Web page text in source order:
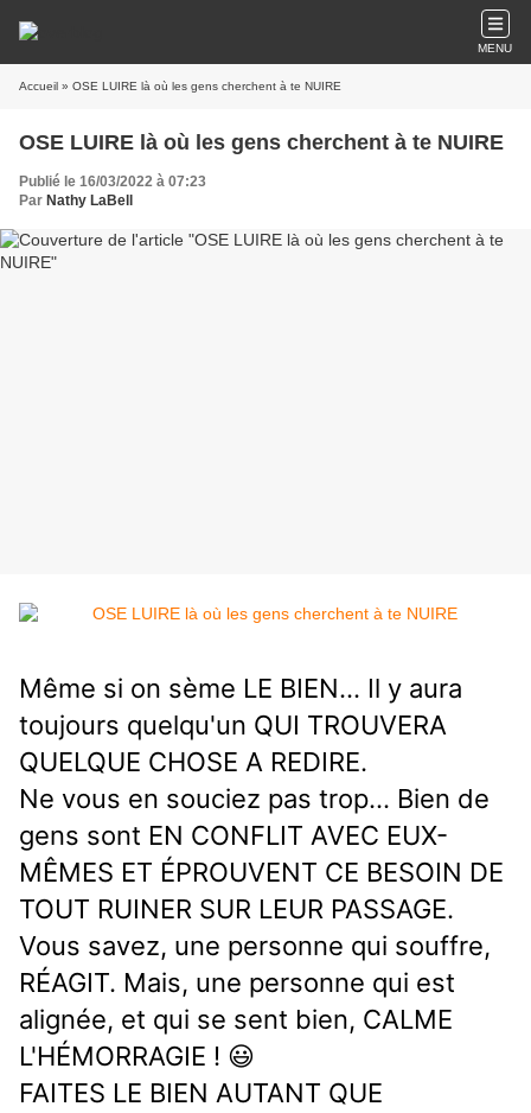
MENU
Accueil » OSE LUIRE là où les gens cherchent à te NUIRE
OSE LUIRE là où les gens cherchent à te NUIRE
Publié le 16/03/2022 à 07:23
Par Nathy LaBell
Même si on sème LE BIEN... Il y aura
toujours quelqu'un QUI TROUVERA
QUELQUE CHOSE A REDIRE.
Ne vous en souciez pas trop... Bien de
gens sont EN CONFLIT AVEC EUX-
MÊMES ET ÉPROUVENT CE BESOIN DE
TOUT RUINER SUR LEUR PASSAGE.
Vous savez, une personne qui souffre,
RÉAGIT. Mais, une personne qui est
alignée, et qui se sent bien, CALME
L'HÉMORRAGIE ! 😃
FAITES LE BIEN AUTANT QUE